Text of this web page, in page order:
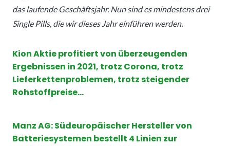
das laufende Geschäftsjahr. Nun sind es mindestens drei
Single Pills, die wir dieses Jahr einführen werden.
Kion Aktie profitiert von überzeugenden
Ergebnissen in 2021, trotz Corona, trotz
Lieferkettenproblemen, trotz steigender
Rohstoffpreise…
Manz AG: Südeuropäischer Hersteller von
Batteriesystemen bestellt 4 Linien zur